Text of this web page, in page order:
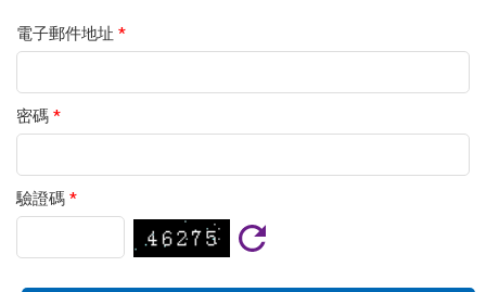
電子郵件地址 *
密碼 *
驗證碼 *